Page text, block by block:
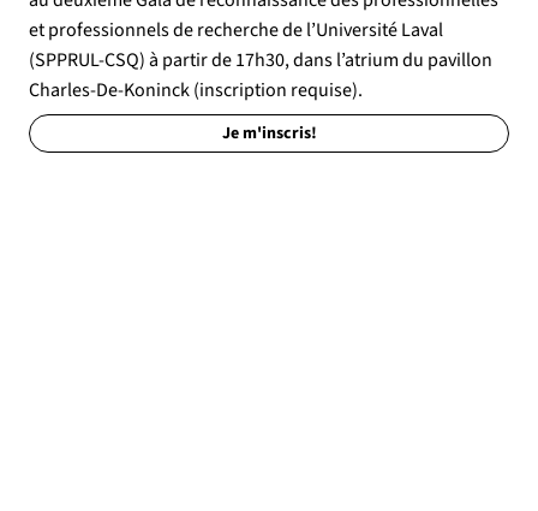
et professionnels de recherche de l’Université Laval
(SPPRUL-CSQ) à partir de 17h30, dans l’atrium du pavillon
Charles-De-Koninck (inscription requise).
Je m'inscris!